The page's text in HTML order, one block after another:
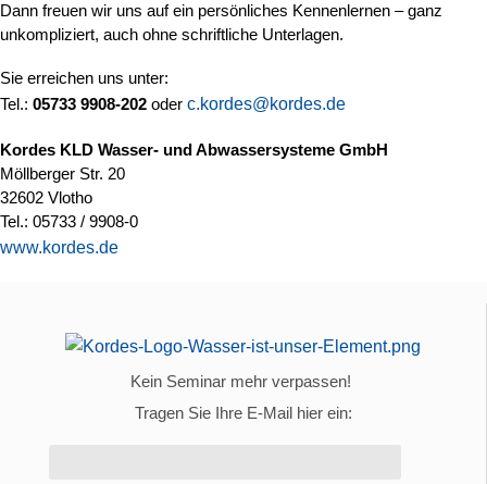
Dann freuen wir uns auf ein persönliches Kennenlernen – ganz
unkompliziert, auch ohne schriftliche Unterlagen.
Sie erreichen uns unter:
Tel.: 05733 9908-202 oder c.kordes@kordes.de
Kordes KLD Wasser- und Abwassersysteme GmbH
Möllberger Str. 20
32602 Vlotho
Tel.: 05733 / 9908-0
www.kordes.de
Kein Seminar mehr verpassen!
Tragen Sie Ihre E-Mail hier ein: